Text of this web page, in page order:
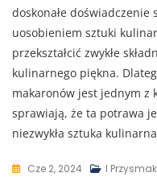
doskonałe doświadczenie
uosobieniem sztuki
przekształcić zwykłe
kulinarnego piękna.
makaronów jest jednym z
sprawiają, że ta potrawa
niezwykła sztuka
Cze 2, 2024 I